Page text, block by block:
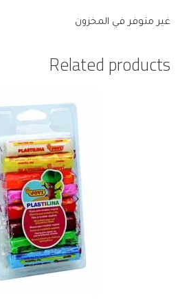
غير متوفر في المخزون
Related products